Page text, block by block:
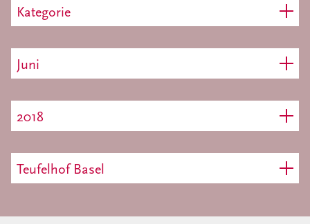
Kategorie
Juni
2018
Teufelhof Basel